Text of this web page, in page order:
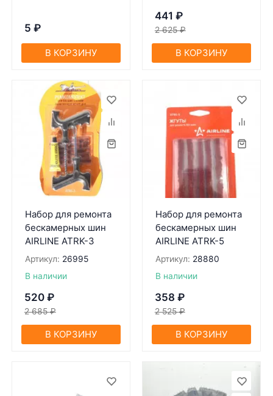
5 ₽
В КОРЗИНУ
441 ₽
2 625 ₽
В КОРЗИНУ
Набор для ремонта
бескамерных шин
AIRLINE ATRK-3
Артикул: 26995
В наличии
520 ₽
2 685 ₽
В КОРЗИНУ
Набор для ремонта
бескамерных шин
AIRLINE ATRK-5
Артикул: 28880
В наличии
358 ₽
2 525 ₽
В КОРЗИНУ